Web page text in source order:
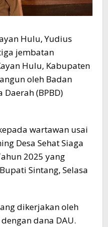
Hulu, Yudius
jembatan
Hulu, Kabupaten
oleh Badan
Daerah (BPBD)
wartawan usai
Desa Sehat Siaga
2025 yang
Sintang, Selasa
dikerjakan oleh
dana DAU.